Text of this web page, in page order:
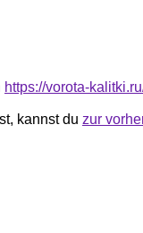
https://vorota-
kannst du zur